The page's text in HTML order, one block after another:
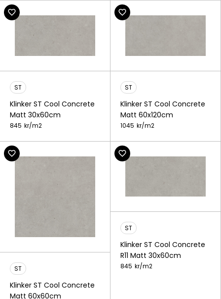
ST
Klinker ST Cool Concrete
Matt 30x60cm
845 kr/m2
ST
Klinker ST Cool Concrete
Matt 60x120cm
1045 kr/m2
ST
Klinker ST Cool Concrete
Matt 60x60cm
ST
Klinker ST Cool Concrete
R11 Matt 30x60cm
845 kr/m2